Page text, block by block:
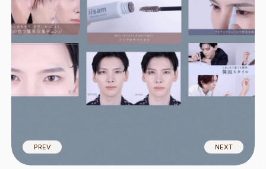
PREV NEXT